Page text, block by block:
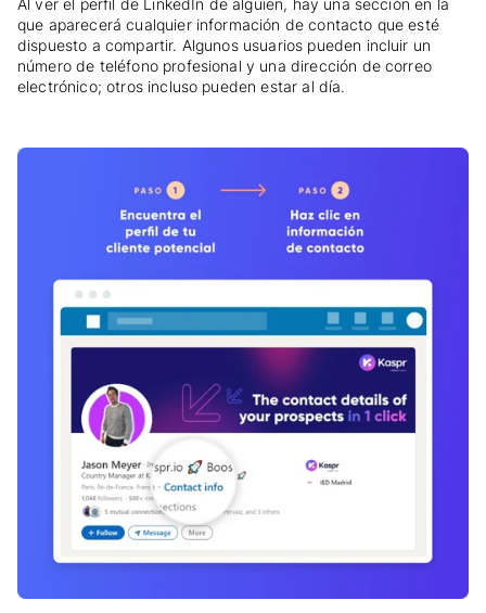
que aparecerá cualquier información de contacto que esté
dispuesto a compartir. Algunos usuarios pueden incluir un
número de teléfono profesional y una dirección de correo
electrónico; otros incluso pueden estar al día.